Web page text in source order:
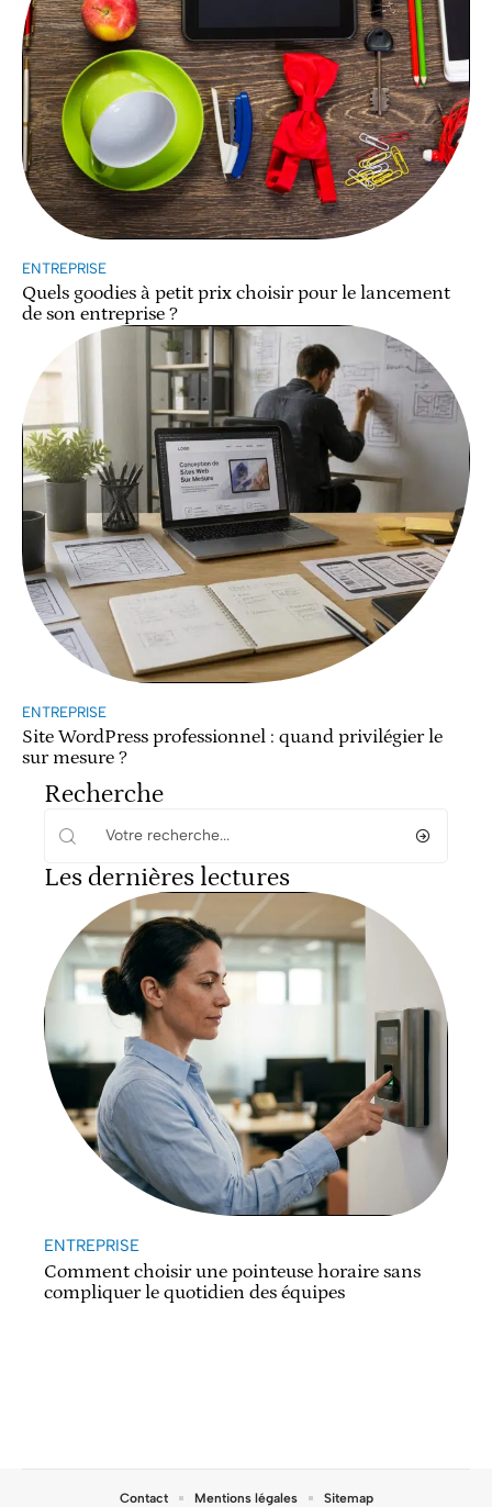
ENTREPRISE
Quels goodies à petit prix choisir pour le lancement
de son entreprise ?
ENTREPRISE
Site WordPress professionnel : quand privilégier le
sur mesure ?
Recherche
Les dernières lectures
ENTREPRISE
Comment choisir une pointeuse horaire sans
compliquer le quotidien des équipes
Contact Mentions légales Sitemap